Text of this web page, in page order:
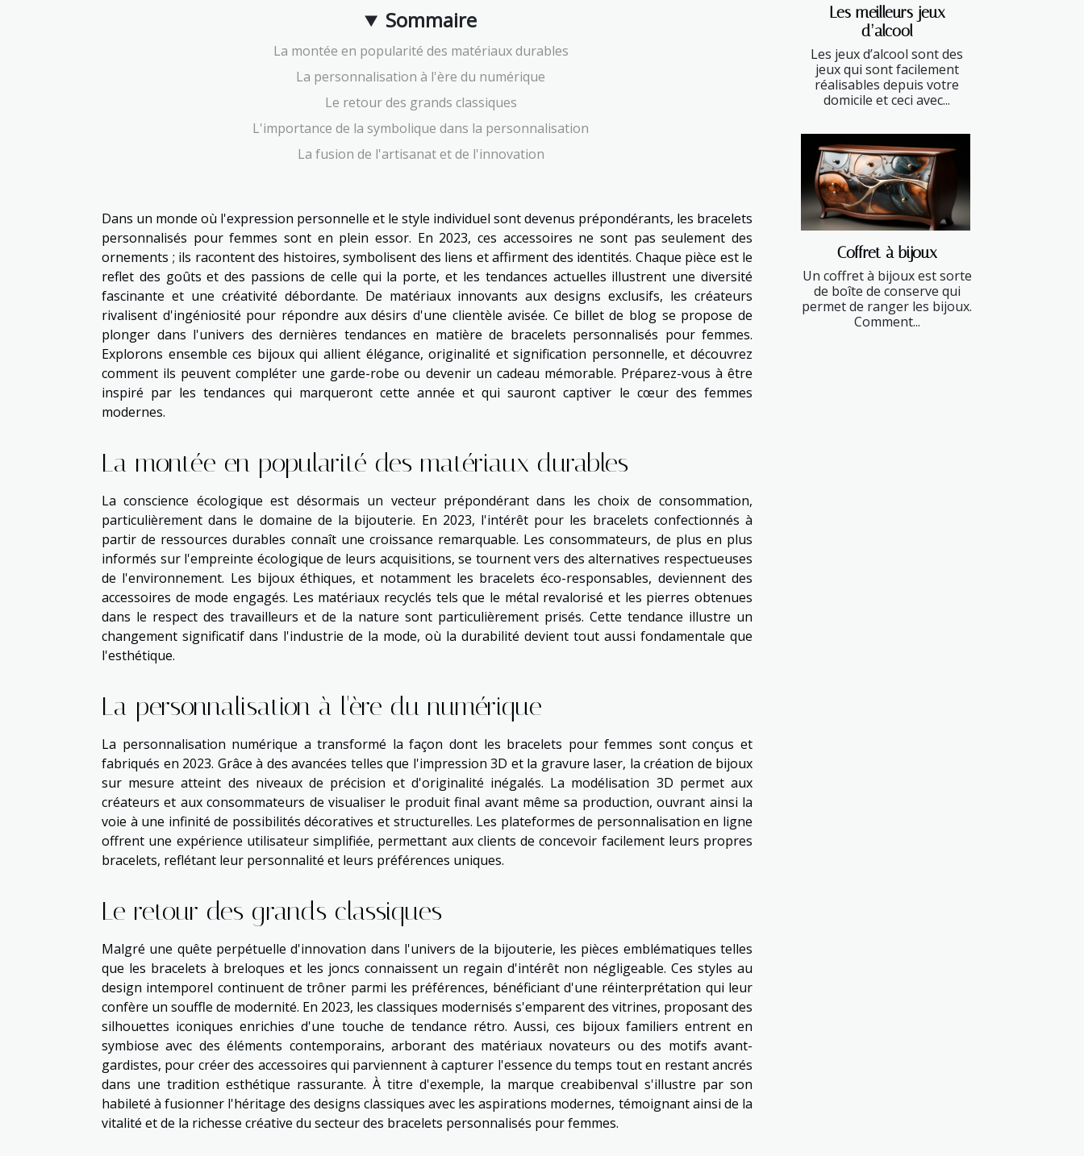
Sommaire
La montée en popularité des matériaux durables
La personnalisation à l'ère du numérique
Le retour des grands classiques
L'importance de la symbolique dans la personnalisation
La fusion de l'artisanat et de l'innovation
Dans un monde où l'expression personnelle et le style individuel sont devenus prépondérants, les bracelets
personnalisés pour femmes sont en plein essor. En 2023, ces accessoires ne sont pas seulement des
ornements ; ils racontent des histoires, symbolisent des liens et affirment des identités. Chaque pièce est le
reflet des goûts et des passions de celle qui la porte, et les tendances actuelles illustrent une diversité
fascinante et une créativité débordante. De matériaux innovants aux designs exclusifs, les créateurs
rivalisent d'ingéniosité pour répondre aux désirs d'une clientèle avisée. Ce billet de blog se propose de
plonger dans l'univers des dernières tendances en matière de bracelets personnalisés pour femmes.
Explorons ensemble ces bijoux qui allient élégance, originalité et signification personnelle, et découvrez
comment ils peuvent compléter une garde-robe ou devenir un cadeau mémorable. Préparez-vous à être
inspiré par les tendances qui marqueront cette année et qui sauront captiver le cœur des femmes
modernes.
La montée en popularité des matériaux durables
La conscience écologique est désormais un vecteur prépondérant dans les choix de consommation,
particulièrement dans le domaine de la bijouterie. En 2023, l'intérêt pour les bracelets confectionnés à
partir de ressources durables connaît une croissance remarquable. Les consommateurs, de plus en plus
informés sur l'empreinte écologique de leurs acquisitions, se tournent vers des alternatives respectueuses
de l'environnement. Les bijoux éthiques, et notamment les bracelets éco-responsables, deviennent des
accessoires de mode engagés. Les matériaux recyclés tels que le métal revalorisé et les pierres obtenues
dans le respect des travailleurs et de la nature sont particulièrement prisés. Cette tendance illustre un
changement significatif dans l'industrie de la mode, où la durabilité devient tout aussi fondamentale que
l'esthétique.
La personnalisation à l'ère du numérique
La personnalisation numérique a transformé la façon dont les bracelets pour femmes sont conçus et
fabriqués en 2023. Grâce à des avancées telles que l'impression 3D et la gravure laser, la création de bijoux
sur mesure atteint des niveaux de précision et d'originalité inégalés. La modélisation 3D permet aux
créateurs et aux consommateurs de visualiser le produit final avant même sa production, ouvrant ainsi la
voie à une infinité de possibilités décoratives et structurelles. Les plateformes de personnalisation en ligne
offrent une expérience utilisateur simplifiée, permettant aux clients de concevoir facilement leurs propres
bracelets, reflétant leur personnalité et leurs préférences uniques.
Le retour des grands classiques
Malgré une quête perpétuelle d'innovation dans l'univers de la bijouterie, les pièces emblématiques telles
que les bracelets à breloques et les joncs connaissent un regain d'intérêt non négligeable. Ces styles au
design intemporel continuent de trôner parmi les préférences, bénéficiant d'une réinterprétation qui leur
confère un souffle de modernité. En 2023, les classiques modernisés s'emparent des vitrines, proposant des
silhouettes iconiques enrichies d'une touche de tendance rétro. Aussi, ces bijoux familiers entrent en
symbiose avec des éléments contemporains, arborant des matériaux novateurs ou des motifs avant-
gardistes, pour créer des accessoires qui parviennent à capturer l'essence du temps tout en restant ancrés
dans une tradition esthétique rassurante. À titre d'exemple, la marque creabibenval s'illustre par son
habileté à fusionner l'héritage des designs classiques avec les aspirations modernes, témoignant ainsi de la
vitalité et de la richesse créative du secteur des bracelets personnalisés pour femmes.
Les meilleurs jeux
d’alcool
Les jeux d’alcool sont des
jeux qui sont facilement
réalisables depuis votre
domicile et ceci avec...
Coffret à bijoux
Un coffret à bijoux est sorte
de boîte de conserve qui
permet de ranger les bijoux.
Comment...